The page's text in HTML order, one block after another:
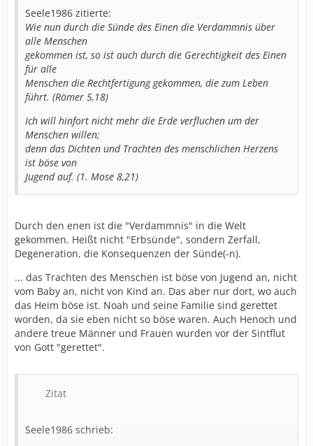
Seele1986 zitierte:
Wie nun durch die Sünde des Einen die Verdammnis über
alle Menschen
gekommen ist, so ist auch durch die Gerechtigkeit des Einen
für alle
Menschen die Rechtfertigung gekommen, die zum Leben
führt. (Römer 5,18)
Ich will hinfort nicht mehr die Erde verfluchen um der
Menschen willen;
denn das Dichten und Trachten des menschlichen Herzens
ist böse von
Jugend auf. (1. Mose 8,21)
Durch den enen ist die "Verdammnis" in die Welt
gekommen. Heißt nicht "Erbsünde", sondern Zerfall,
Degeneration, die Konsequenzen der Sünde(-n).
... das Trachten des Menschen ist böse von Jugend an, nicht
vom Baby an, nicht von Kind an. Das aber nur dort, wo auch
das Heim böse ist. Noah und seine Familie sind gerettet
worden, da sie eben nicht so böse waren. Auch Henoch und
andere treue Männer und Frauen wurden vor der Sintflut
von Gott "gerettet".
Zitat
Seele1986 schrieb: